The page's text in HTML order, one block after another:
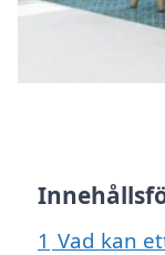
1 Vad kan